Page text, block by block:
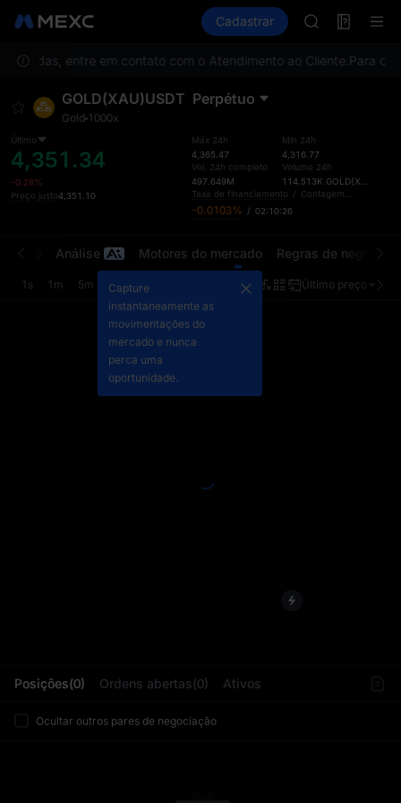
TradFi Information
Cadastrar
MUBARAK
TUT
dúvidas, entre em contato com o Atendimento ao Cliente. Para
GOLD(XAU)USDT Perpétuo
Gold 1000x
Último
4,351.34
-0.28%
Preço justo4,351.10
Máx 24h
4,365.47
Vol. 24h completo
497.649M
Mín 24h
4,316.77
Volume 24h
114.513K GOLD(XAU)
Taxa de financiamento /
-0.0103% / 02:10:26
Posições(0) Ordens abertas(0) Ativos
Ocultar outros pares de negociação
Análise Motores do mercado Regras de
1s 1m 5m 15m 1h Último preço
Capture
instantaneamente as
movimentações do
mercado e nunca
perca uma
oportunidade.